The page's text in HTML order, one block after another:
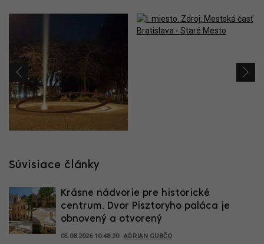
Súvisiace články
Krásne nádvorie pre historické
centrum. Dvor Pisztoryho paláca je
obnovený a otvorený
05.08.2026 10:48:20 ADRIAN GUBČO